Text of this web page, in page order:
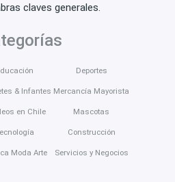
claves generales.
& Infantes
en Chile
Moda Arte
Deportes
Mercancía Mayorista
Mascotas
Construcción
Servicios y Negocios